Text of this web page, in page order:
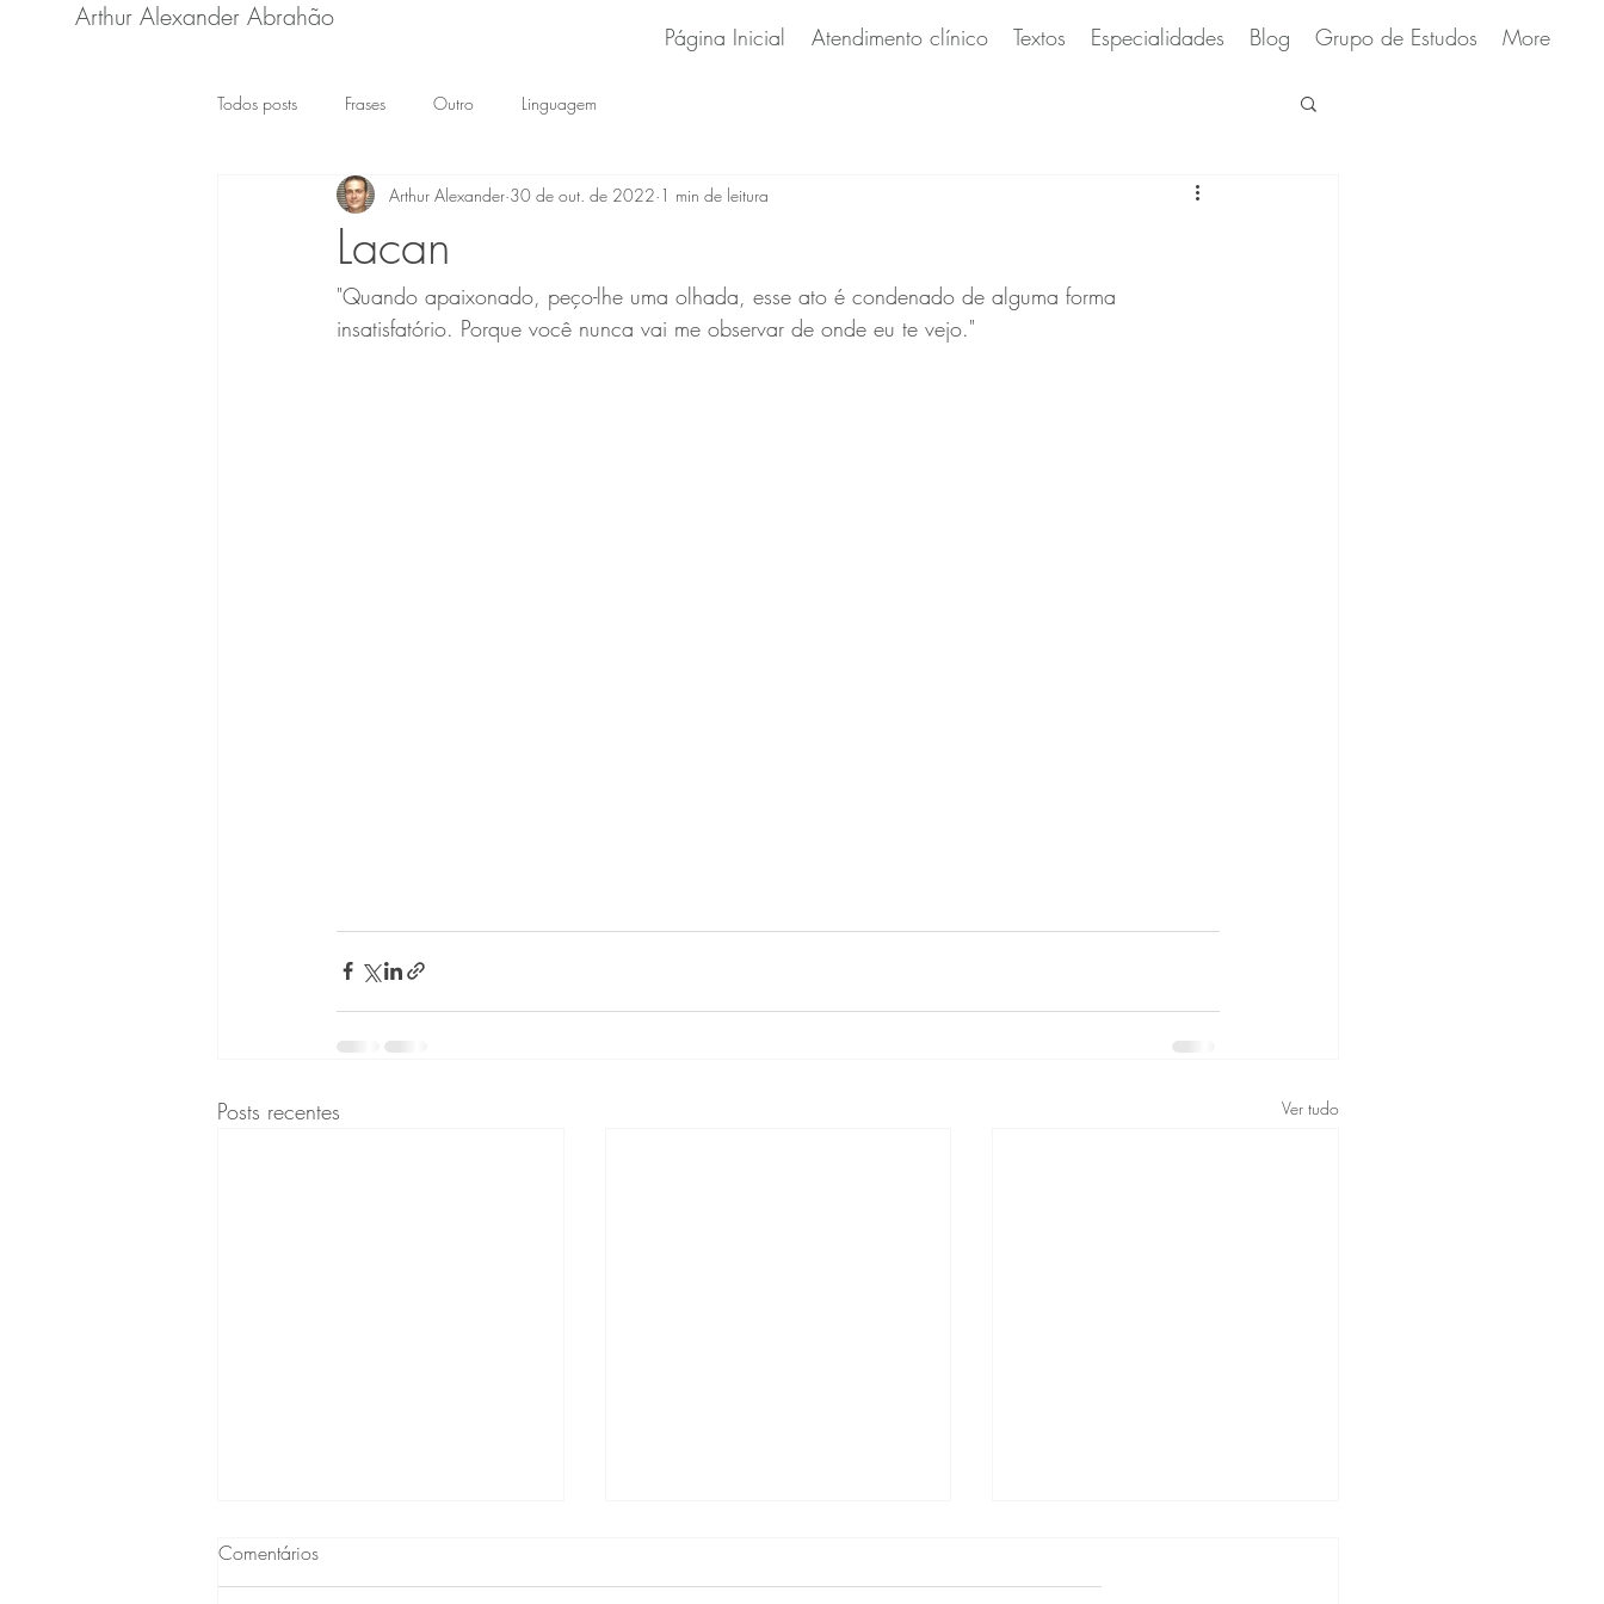
Arthur Alexander Abrahão
Página Inicial Atendimento clínico Textos Especialidades Blog Grupo de Estudos More
Todos posts Frases Outro Linguagem
Lacan
Arthur Alexander 30 de out. de 2022 1 min de leitura
"Quando apaixonado, peço-lhe uma olhada, esse ato é condenado de alguma forma
insatisfatório. Porque você nunca vai me observar de onde eu te vejo."
Posts recentes Ver tudo
Comentários